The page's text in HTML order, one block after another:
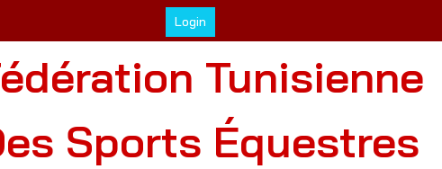
Login
Tunisienne
Sports Équestres